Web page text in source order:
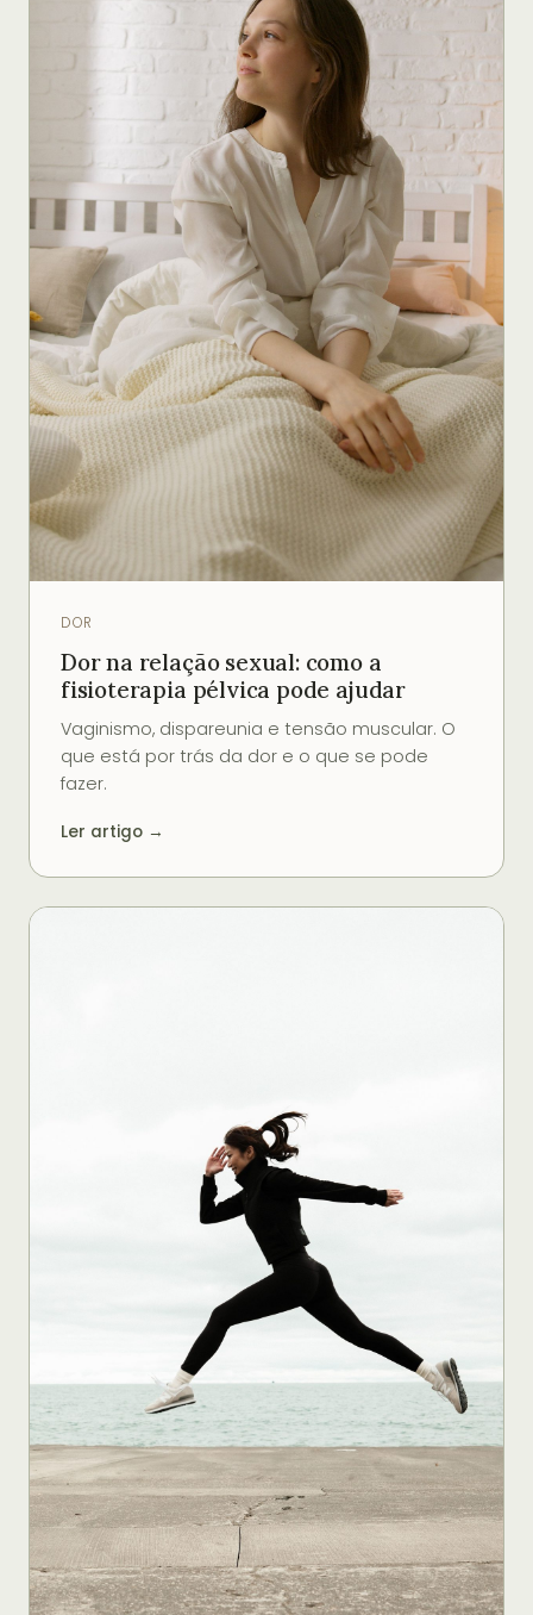
DOR
Dor na relação sexual: como a
fisioterapia pélvica pode ajudar
Vaginismo, dispareunia e tensão muscular. O
que está por trás da dor e o que se pode
fazer.
Ler artigo →